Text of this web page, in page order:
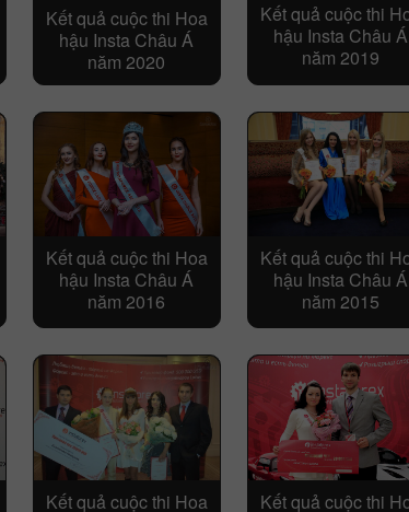
Kết quả cuộc thi Hoa
hậu Insta Châu Á
năm 2020
Kết quả cuộc thi
hậu Insta Châu Á
năm 2019
Kết quả cuộc thi Hoa
hậu Insta Châu Á
năm 2016
Kết quả cuộc thi
hậu Insta Châu Á
năm 2015
Kết quả cuộc thi Hoa
Kết quả cuộc thi